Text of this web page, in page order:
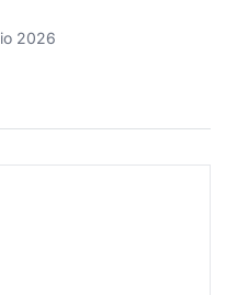
2026